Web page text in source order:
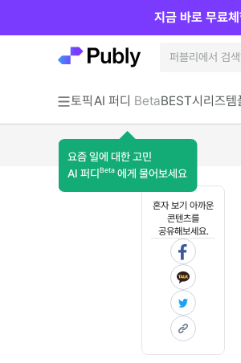
토픽AI 퍼디 Beta
요즘 일에 대한 고민
AI 퍼디 Beta 에게 물어보세요
BEST시리즈템
지금 바로 무료
혼자 보기 아까운
콘텐츠를
공유해보세요.